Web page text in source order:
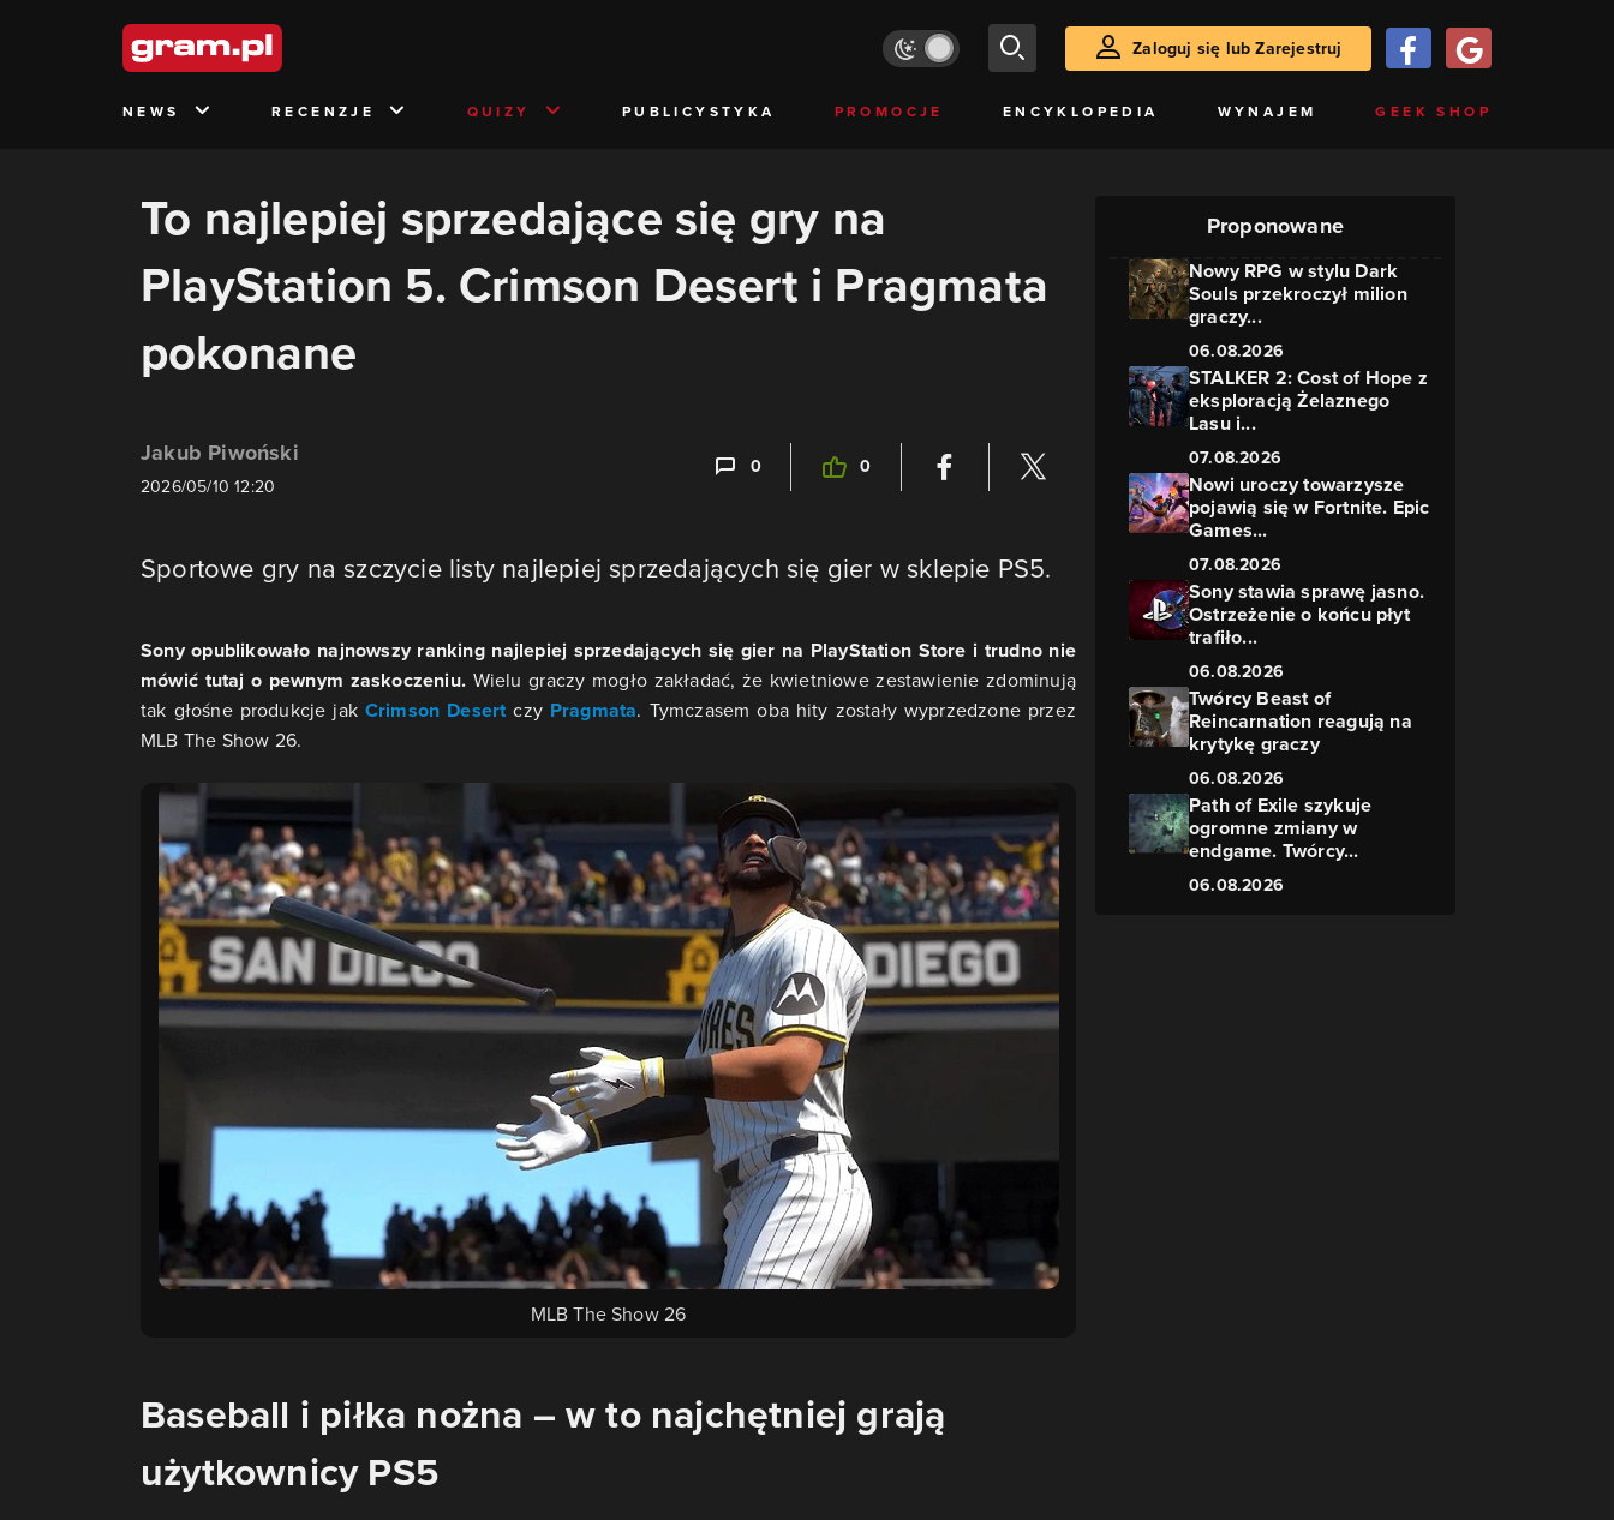
Zaloguj się lub Zarejestruj
NEWS RECENZJE QUIZY PUBLICYSTYKA PROMOCJE ENCYKLOPEDIA WYNAJEM GEEK SHOP
To najlepiej sprzedające się gry na
PlayStation 5. Crimson Desert i Pragmata
pokonane
Jakub Piwoński
2026/05/10 12:20
0 0
Sportowe gry na szczycie listy najlepiej sprzedających się gier w sklepie PS5.
Sony opublikowało najnowszy ranking najlepiej sprzedających się gier na PlayStation Store i trudno nie
mówić tutaj o pewnym zaskoczeniu. Wielu graczy mogło zakładać, że kwietniowe zestawienie zdominują
tak głośne produkcje jak Crimson Desert czy Pragmata. Tymczasem oba hity zostały wyprzedzone przez
MLB The Show 26.
MLB The Show 26
Baseball i piłka nożna – w to najchętniej grają
użytkownicy PS5
Proponowane
Nowy RPG w stylu Dark
Souls przekroczył milion
graczy...
06.08.2026
STALKER 2: Cost of Hope z
eksploracją Żelaznego
Lasu i...
07.08.2026
Nowi uroczy towarzysze
pojawią się w Fortnite. Epic
Games...
07.08.2026
Sony stawia sprawę jasno.
Ostrzeżenie o końcu płyt
trafiło...
06.08.2026
Twórcy Beast of
Reincarnation reagują na
krytykę graczy
06.08.2026
Path of Exile szykuje
ogromne zmiany w
endgame. Twórcy...
06.08.2026